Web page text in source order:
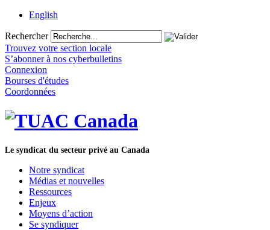
English
Rechercher
Trouvez votre section locale
S’abonner à nos cyberbulletins
Connexion
Bourses d'études
Coordonnées
Le syndicat du secteur privé au Canada
Notre syndicat
Médias et nouvelles
Ressources
Enjeux
Moyens d’action
Se syndiquer